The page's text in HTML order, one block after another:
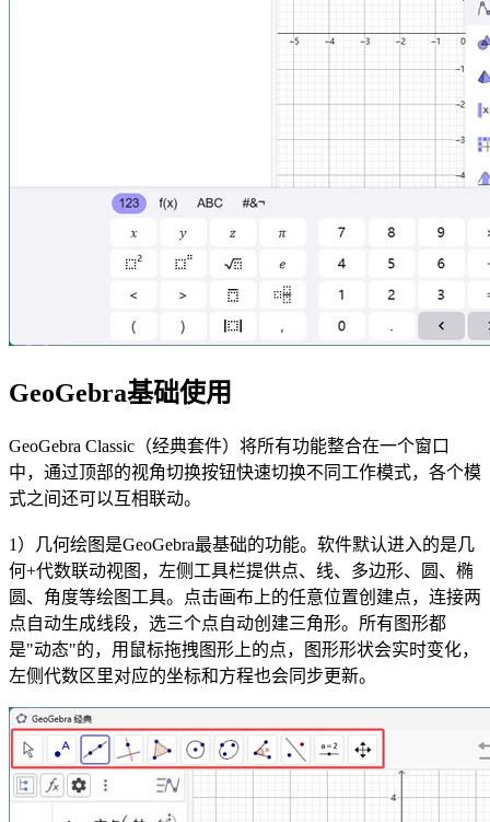
GeoGebra基础使用
GeoGebra Classic（经典套件）将所有功能整合在一个窗口
中，通过顶部的视角切换按钮快速切换不同工作模式，各个模
式之间还可以互相联动。
1）几何绘图是GeoGebra最基础的功能。软件默认进入的是几
何+代数联动视图，左侧工具栏提供点、线、多边形、圆、椭
圆、角度等绘图工具。点击画布上的任意位置创建点，连接两
点自动生成线段，选三个点自动创建三角形。所有图形都
是"动态"的，用鼠标拖拽图形上的点，图形形状会实时变化，
左侧代数区里对应的坐标和方程也会同步更新。